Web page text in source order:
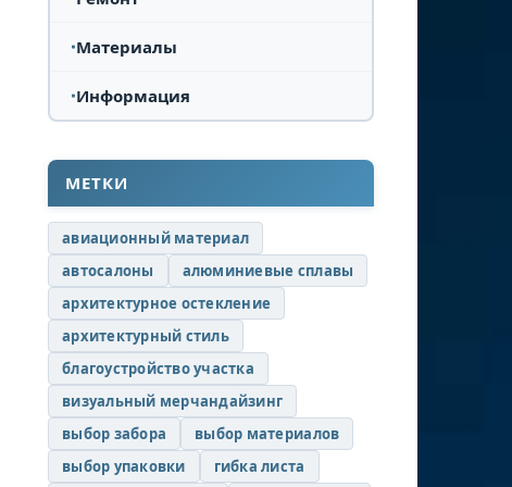
Материалы
Информация
МЕТКИ
авиационный материал
автосалоны
алюминиевые сплавы
архитектурное остекление
архитектурный стиль
благоустройство участка
визуальный мерчандайзинг
выбор забора
выбор материалов
выбор упаковки
гибка листа